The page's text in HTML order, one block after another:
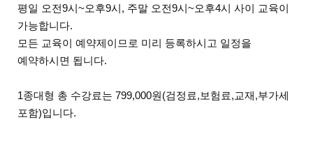
평일 오전9시~오후9시, 주말 오전9시~오후4시 사이 교육이
가능합니다.
모든 교육이 예약제이므로 미리 등록하시고 일정을
예약하시면 됩니다.
1종대형 총 수강료는 799,000원(검정료,보험료,교재,부가세
포함)입니다.